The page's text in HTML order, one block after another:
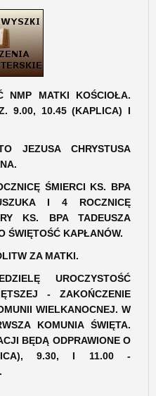
NMP MATKI KOŚCIOŁA.
9.00, 10.45 (KAPLICA) I
JEZUSA CHRYSTUSA
ŚMIERCI KS. BPA
I 4 ROCZNICĘ
KS. BPA TADEUSZA
ŚWIĘTOŚĆ KAPŁANÓW.
ZA MATKI.
UROCZYSTOŚĆ
- ZAKOŃCZENIE
WIELKANOCNEJ. W
KOMUNIA ŚWIĘTA.
BĘDĄ ODPRAWIONE O
9.30, I 11.00 -